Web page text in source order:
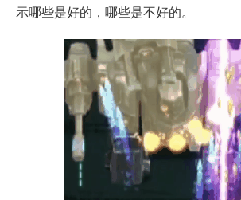
示哪些是好的，哪些是不好的。